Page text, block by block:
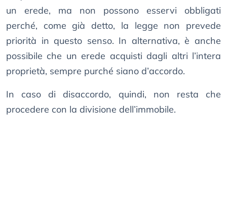
un erede, ma non possono esservi obbligati
perché, come già detto, la legge non prevede
priorità in questo senso. In alternativa, è anche
possibile che un erede acquisti dagli altri l’intera
proprietà, sempre purché siano d’accordo.
In caso di disaccordo, quindi, non resta che
procedere con la divisione dell’immobile.